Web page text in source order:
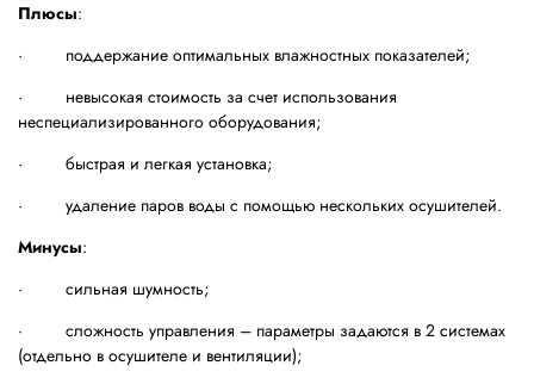
Плюсы:
· поддержание оптимальных влажностных показателей;
· невысокая стоимость за счет использования
неспециализированного оборудования;
· быстрая и легкая установка;
· удаление паров воды с помощью нескольких осушителей.
Минусы:
· сильная шумность;
· сложность управления – параметры задаются в 2 системах
(отдельно в осушителе и вентиляции);